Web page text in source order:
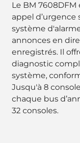
Le BM
appel d’urgence
système
annonces en
enregistrés. Il
diagnostic
système,
Jusqu'à 8
chaque bus
32 consoles.